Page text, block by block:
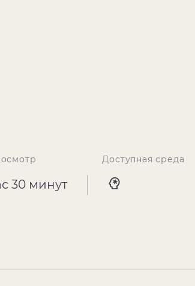
30 минут
Доступная среда